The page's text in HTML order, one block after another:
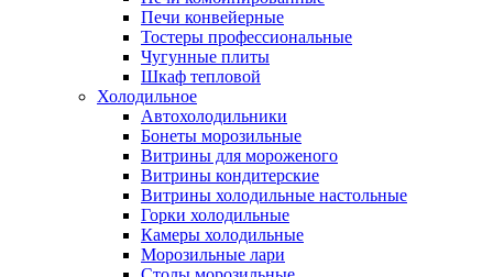
Печи конвейерные
Тостеры профессиональные
Чугунные плиты
Шкаф тепловой
Холодильное
Автохолодильники
Бонеты морозильные
Витрины для мороженого
Витрины кондитерские
Витрины холодильные настольные
Горки холодильные
Камеры холодильные
Морозильные лари